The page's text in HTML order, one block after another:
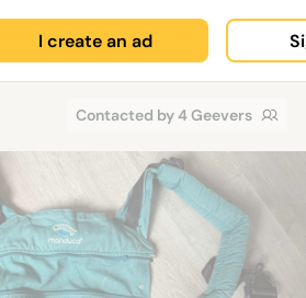
I create an ad
Contacted by 4 Geevers